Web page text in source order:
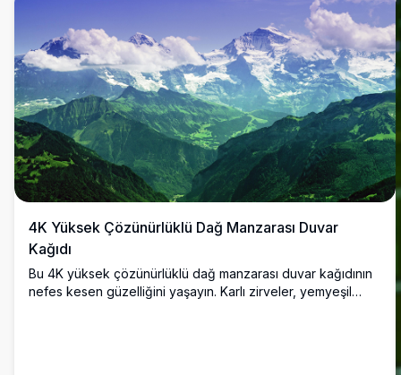
gökyüzünün altında yükselen heybetli dağlar içeriyor. Doğa
severler ve sanat tutkunları için, duvar kağıtları veya
baskılar için çarpıcı, yüksek kaliteli dijital bir sanat eseri
arayanlar için mükemmel.
4K Yüksek Çözünürlüklü Dağ Manzarası Duvar
Kağıdı
Bu 4K yüksek çözünürlüklü dağ manzarası duvar kağıdının
nefes kesen güzelliğini yaşayın. Karlı zirveler, yemyeşil